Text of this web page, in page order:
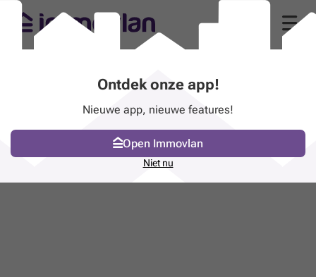
Ontdek onze app!
Nieuwe app, nieuwe features!
Open Immovlan
Niet nu